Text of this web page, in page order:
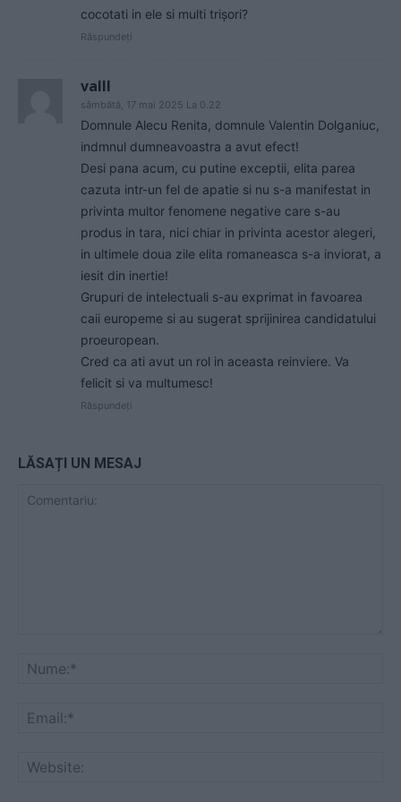
cocotati in ele si multi trișori?
Răspundeți
valll
sâmbătă, 17 mai 2025 La 0.22
Domnule Alecu Renita, domnule Valentin Dolganiuc,
indmnul dumneavoastra a avut efect!
Desi pana acum, cu putine exceptii, elita parea
cazuta intr-un fel de apatie si nu s-a manifestat in
privinta multor fenomene negative care s-au
produs in tara, nici chiar in privinta acestor alegeri,
in ultimele doua zile elita romaneasca s-a inviorat, a
iesit din inertie!
Grupuri de intelectuali s-au exprimat in favoarea
caii europeme si au sugerat sprijinirea candidatului
proeuropean.
Cred ca ati avut un rol in aceasta reinviere. Va
felicit si va multumesc!
Răspundeți
LĂSAȚI UN MESAJ